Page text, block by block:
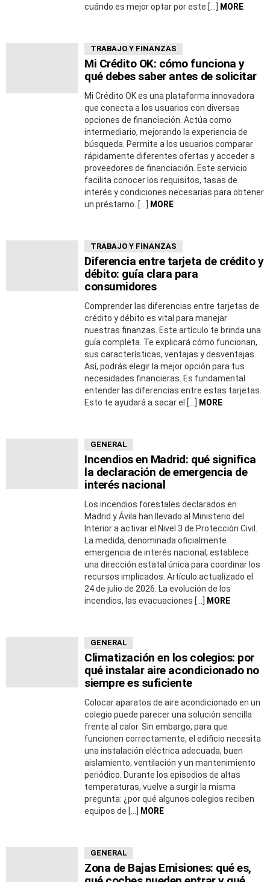
cuándo es mejor optar por este […]
MORE
TRABAJO Y FINANZAS
Mi Crédito OK: cómo funciona y
qué debes saber antes de solicitar
Mi Crédito OK es una plataforma innovadora
que conecta a los usuarios con diversas
opciones de financiación. Actúa como
intermediario, mejorando la experiencia de
búsqueda. Permite a los usuarios comparar
rápidamente diferentes ofertas y acceder a
proveedores de financiación. Este servicio
facilita conocer los requisitos, tasas de
interés y condiciones necesarias para obtener
un préstamo. […]
MORE
TRABAJO Y FINANZAS
Diferencia entre tarjeta de crédito y
débito: guía clara para
consumidores
Comprender las diferencias entre tarjetas de
crédito y débito es vital para manejar
nuestras finanzas. Este artículo te brinda una
guía completa. Te explicará cómo funcionan,
sus características, ventajas y desventajas.
Así, podrás elegir la mejor opción para tus
necesidades financieras. Es fundamental
entender las diferencias entre estas tarjetas.
Esto te ayudará a sacar el […]
MORE
GENERAL
Incendios en Madrid: qué significa
la declaración de emergencia de
interés nacional
Los incendios forestales declarados en
Madrid y Ávila han llevado al Ministerio del
Interior a activar el Nivel 3 de Protección Civil.
La medida, denominada oficialmente
emergencia de interés nacional, establece
una dirección estatal única para coordinar los
recursos implicados. Artículo actualizado el
24 de julio de 2026. La evolución de los
incendios, las evacuaciones […]
MORE
GENERAL
Climatización en los colegios: por
qué instalar aire acondicionado no
siempre es suficiente
Colocar aparatos de aire acondicionado en un
colegio puede parecer una solución sencilla
frente al calor. Sin embargo, para que
funcionen correctamente, el edificio necesita
una instalación eléctrica adecuada, buen
aislamiento, ventilación y un mantenimiento
periódico. Durante los episodios de altas
temperaturas, vuelve a surgir la misma
pregunta: ¿por qué algunos colegios reciben
equipos de […]
MORE
GENERAL
Zona de Bajas Emisiones: qué es,